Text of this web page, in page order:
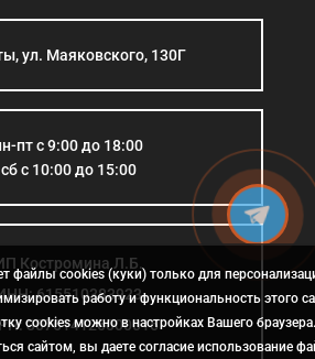
ул. Маяковского, 130Г
пт с 9:00 до 18:00
сб с 10:00 до 15:00
Костромина Л.Б.
615510383923
307614126000015
файлы cookies (куки) только для
работу и функциональность этого
cookies можно в настройках Вашего браузера.
сайтом, вы даете согласие использование